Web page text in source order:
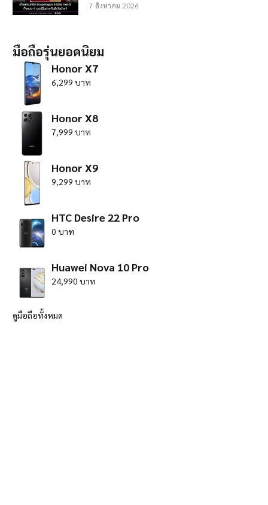
7 สิงหาคม 2026
มือถือรุ่นยอดนิยม
Honor X7
6,299 บาท
Honor X8
7,999 บาท
Honor X9
9,299 บาท
HTC Desire 22 Pro
0 บาท
Huawei Nova 10 Pro
24,990 บาท
ดูมือถือทั้งหมด